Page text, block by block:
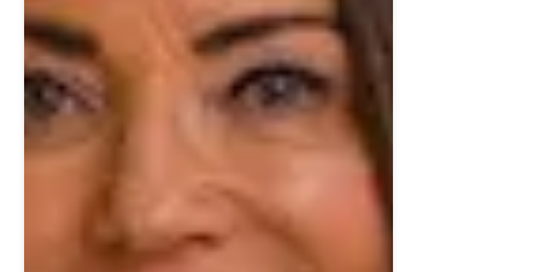
imponerande takhöjd på upp till 3,6 meter, där kök,
matplats och vardagsrum smälter samman i en öppen
planlösning.
Köket är fullt utrustat med vitvaror från Electrolux, mörk
ekinredning från IKEA, svart marmorinspirerad
bänkskiva och LED-belysning under överskåpen. Här
finns möjlighet till köksö, vilket skapar en naturlig plats
för social samvaro och extra arbetsyta. Integrerade